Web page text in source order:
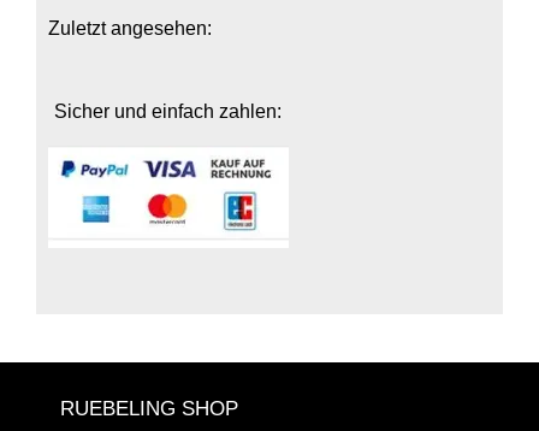
Zuletzt angesehen:
Sicher und einfach zahlen:
RUEBELING SHOP